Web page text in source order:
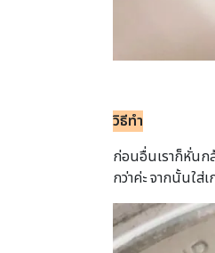
วิธีทำ
ก่อนอื่นเราก็หั่นก
กว่าค่ะ จากนั้นใส่